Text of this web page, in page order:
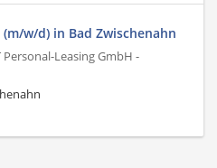
w/d) in Bad Zwischenahn
Personal-Leasing GmbH -